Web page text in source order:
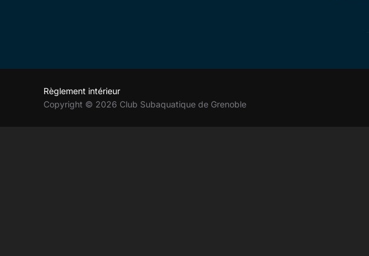
Règlement intérieur
Copyright © 2026 Club Subaquatique de Grenoble